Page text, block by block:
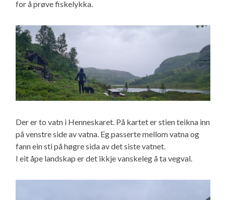
for å prøve fiskelykka.
Der er to vatn i Henneskaret. På kartet er stien teikna inn
på venstre side av vatna. Eg passerte mellom vatna og
fann ein sti på høgre sida av det siste vatnet.
I eit åpe landskap er det ikkje vanskeleg å ta vegval.